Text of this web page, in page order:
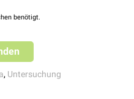
benötigt.
, Untersuchung